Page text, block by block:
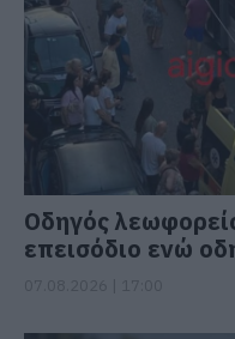
Οδηγός
επεισόδιο ενώ